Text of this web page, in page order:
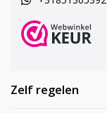
Zelf regelen